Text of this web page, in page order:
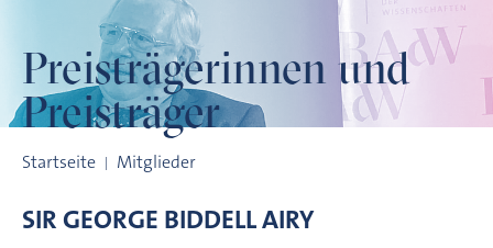
Preisträgerinnen und
Preisträger
Startseite Mitglieder
SIR GEORGE BIDDELLAIRY